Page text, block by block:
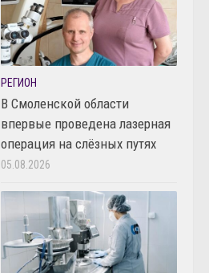
РЕГИОН
В Смоленской области
впервые проведена лазерная
операция на слёзных путях
05.08.2026